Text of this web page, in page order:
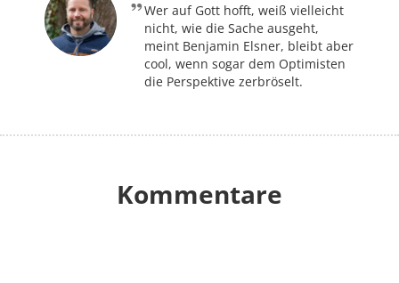
Wer auf Gott hofft, weiß vielleicht
nicht, wie die Sache ausgeht,
meint Benjamin Elsner, bleibt aber
cool, wenn sogar dem Optimisten
die Perspektive zerbröselt.
Kommentare